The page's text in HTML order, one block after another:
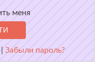
меня
|Забыли пароль?